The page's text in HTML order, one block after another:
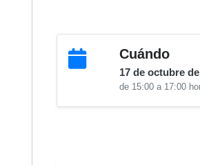
Cuándo
17 de octubre
de 15:00 a 17:00